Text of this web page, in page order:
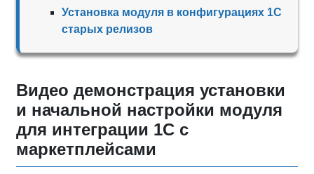
Установка модуля в конфигурациях 1С
старых релизов
Видео демонстрация установки
и начальной настройки модуля
для интеграции 1С с
маркетплейсами